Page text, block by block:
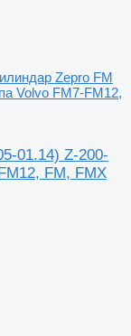
Zepro FM
Volvo FM7-FM12,
01.14) Z-200-
FM, FMX